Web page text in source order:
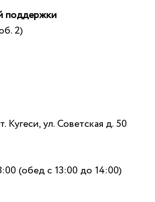
поддержки
2)
Кугеси, ул. Советская д. 50
(обед с 13:00 до 14:00)